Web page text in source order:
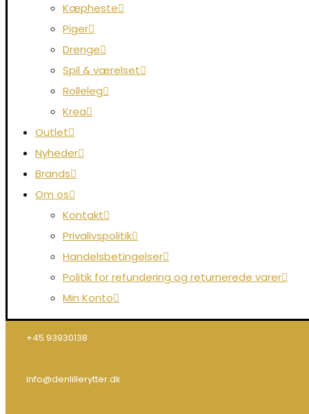
Kæpheste
Piger
Drenge
Spil & værelset
Rolleleg
Krea
Outlet
Nyheder
Brands
Om os
Kontakt
Privalivspolitik
Handelsbetingelser
Politik for refundering og returnerede varer
Min Konto
+45 93930138
info@denlillerytter.dk